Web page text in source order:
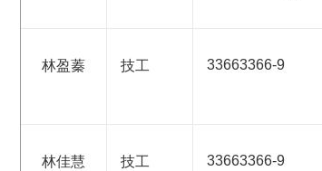
林盈蓁 技工 33663366-9
林佳慧 技工 33663366-9